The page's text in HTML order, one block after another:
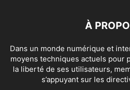
s’appuyant sur les
SUIVEZ